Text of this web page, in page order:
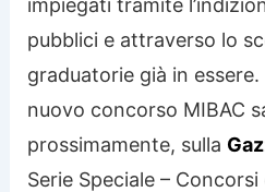
pubblici e attraverso lo
graduatorie già in essere.
nuovo concorso MIBAC
prossimamente, sulla
Serie Speciale –